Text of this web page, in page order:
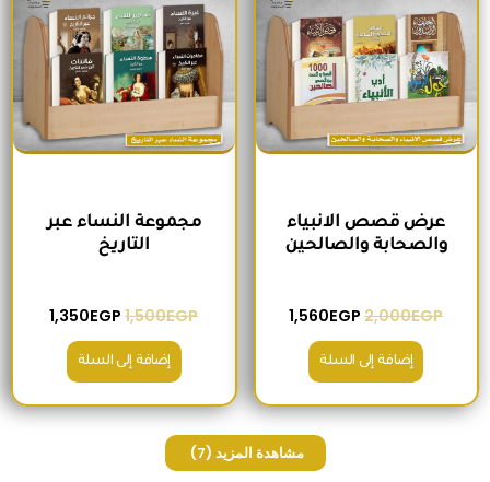
عرض قصص الانبياء
والصحابة والصالحين
2,000EGP
1,560EGP
إضافة إلى السلة
مجموعة النساء عبر
التاريخ
1,500EGP
1,350EGP
إضافة إلى السلة
مشاهدة المزيد (7)